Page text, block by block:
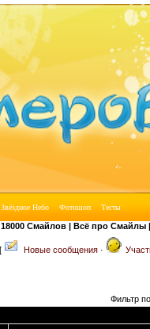
| Всё про Смайлы |
[ Новые сообщения ·
Фильтр